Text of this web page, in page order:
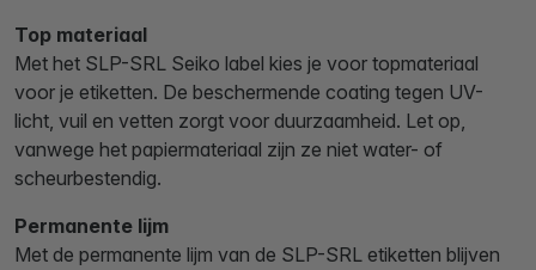
Top materiaal
Met het SLP-SRL Seiko label kies je voor topmateriaal
voor je etiketten. De beschermende coating tegen UV-
licht, vuil en vetten zorgt voor duurzaamheid. Let op,
vanwege het papiermateriaal zijn ze niet water- of
scheurbestendig.
Permanente lijm
Met de permanente lijm van de SLP-SRL etiketten blijven